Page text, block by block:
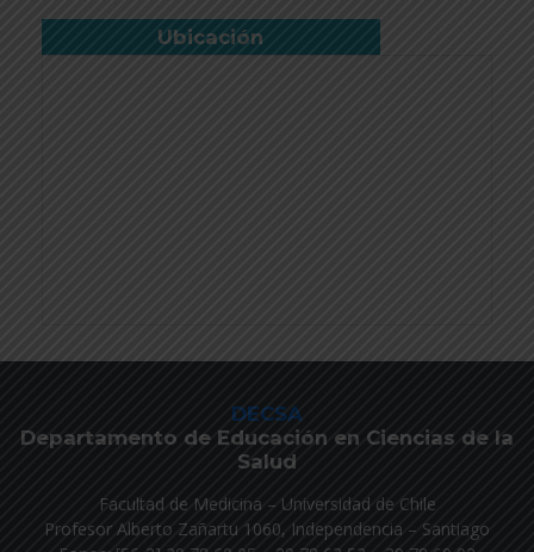
Ubicación
DECSA
Departamento de Educación en Ciencias de la
Salud
Facultad de Medicina – Universidad de Chile
Profesor Alberto Zañartu 1060, Independencia – Santiago